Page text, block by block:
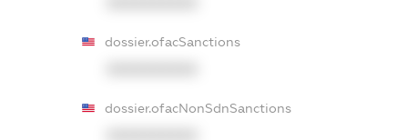
dossier.ofacSanctions
dossier.ofacNonSdnSanctions